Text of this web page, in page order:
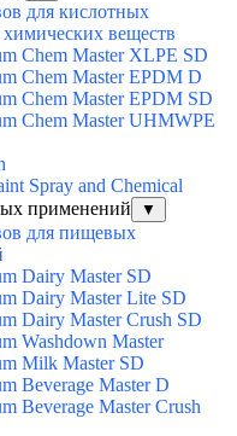
для кислотных
химических веществ
Chem Master XLPE SD
Chem Master EPDM D
Chem Master EPDM SD
Chem Master UHMWPE
Spray and Chemical
применений
▼
для пищевых
Dairy Master SD
Dairy Master Lite SD
Dairy Master Crush SD
Washdown Master
Milk Master SD
Beverage Master D
Beverage Master Crush